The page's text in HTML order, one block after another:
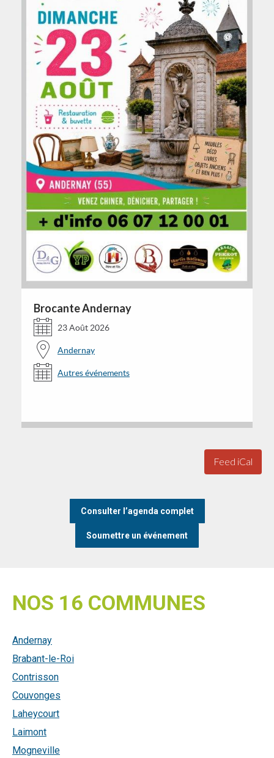
Brocante Andernay
23 Août 2026
Andernay
Autres événements
Feed iCal
Consulter l’agenda complet
Soumettre un événement
NOS 16 COMMUNES
Andernay
Brabant-le-Roi
Contrisson
Couvonges
Laheycourt
Laimont
Mogneville